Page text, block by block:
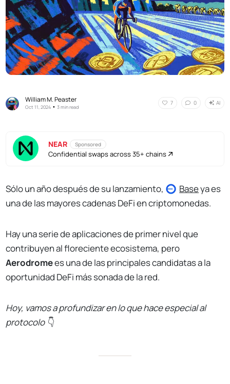
William M. Peaster
Oct 11, 2024 •3 min read
7 0 AI
NEAR Sponsored
Confidential swaps across 35+ chains
Sólo un año después de su lanzamiento, Baseya es
una de las mayores cadenas DeFi en criptomonedas.
Hay una serie de aplicaciones de primer nivel que
contribuyen al floreciente ecosistema, pero
Aerodromees una de las principales candidatas a la
oportunidad DeFi más sonada de la red.
Hoy, vamos a profundizar en lo que hace especial al
protocolo 👇